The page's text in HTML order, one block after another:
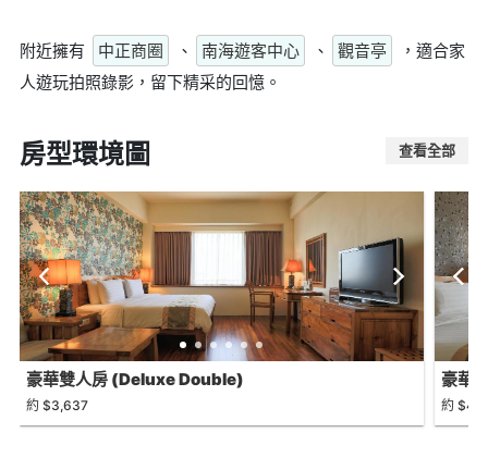
附近擁有 中正商圈 、 南海遊客中心 、 觀音亭
，適合家
人遊玩拍照錄影，留下精采的回憶。
房型環境圖 查看全部
豪華雙人房 (Deluxe Double)
約 $3,637
豪華
約